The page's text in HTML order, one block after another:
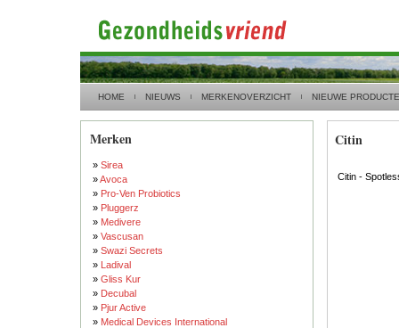
HOME NIEUWS MERKENOVERZICHT NIEUWE
Merken
» Sirea
»Avoca
» Pro-Ven Probiotics
» Pluggerz
» Medivere
» Vascusan
» Swazi Secrets
» Ladival
» Gliss Kur
» Decubal
» Pjur Active
» Medical Devices International
Citin
Citin -